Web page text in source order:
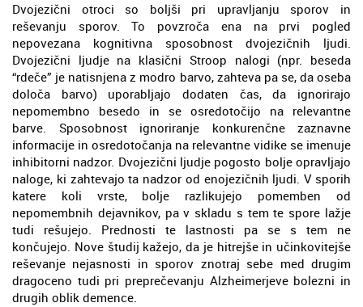
Dvojezični otroci so boljši pri upravljanju sporov in
reševanju sporov. To povzroča ena na prvi pogled
nepovezana kognitivna sposobnost dvojezičnih ljudi.
Dvojezični ljudje na klasični Stroop nalogi (npr. beseda
“rdeče” je natisnjena z modro barvo, zahteva pa se, da oseba
določa barvo) uporabljajo dodaten čas, da ignorirajo
nepomembno besedo in se osredotočijo na relevantne
barve. Sposobnost ignoriranje konkurenčne zaznavne
informacije in osredotočanja na relevantne vidike se imenuje
inhibitorni nadzor. Dvojezični ljudje pogosto bolje opravljajo
naloge, ki zahtevajo ta nadzor od enojezičnih ljudi. V sporih
katere koli vrste, bolje razlikujejo pomemben od
nepomembnih dejavnikov, pa v skladu s tem te spore lažje
tudi rešujejo. Prednosti te lastnosti pa se s tem ne
končujejo. Nove študij kažejo, da je hitrejše in učinkovitejše
reševanje nejasnosti in sporov znotraj sebe med drugim
dragoceno tudi pri preprečevanju Alzheimerjeve bolezni in
drugih oblik demence.